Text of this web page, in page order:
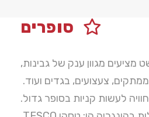
סופרים
מציעים מגוון ענק של גבינות,
צעצועים, בגדים ועוד.
לעשות קניות בסופר גדול.